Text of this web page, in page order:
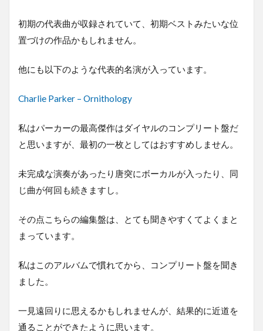
初期の代表曲が収録されていて、初期ベストみたいな位
置づけの作品かもしれません。
他にも以下のような代表的名演が入っています。
Charlie Parker – Ornithology
私はパーカーの最高傑作はダイヤルのコンプリート盤だ
と思いますが、最初の一枚としてはおすすめしません。
未完成な演奏があったり唐突にボーカルが入ったり、同
じ曲が何回も続きますし。
その点こちらの編集盤は、とても聞きやすくてよくまと
まっています。
私はこのアルバムで慣れてから、コンプリート盤を聞き
ました。
一見遠回りに思えるかもしれませんが、結果的に近道を
通ることができたように思います。